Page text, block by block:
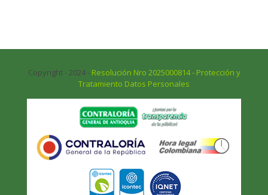
Copyright - 2024 - Resolución Nro 2025000814 - Protección y
Tratamiento Datos Personales